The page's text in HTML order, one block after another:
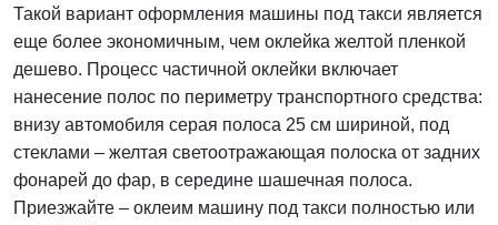
Такой вариант оформления машины под такси является
еще более экономичным, чем оклейка желтой пленкой
дешево. Процесс частичной оклейки включает
нанесение полос по периметру транспортного средства:
внизу автомобиля серая полоса 25 см шириной, под
стеклами – желтая светоотражающая полоска от задних
фонарей до фар, в середине шашечная полоса.
Приезжайте – оклеим машину под такси полностью или